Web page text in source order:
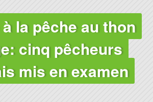
la pêche au thon
cinq pêcheurs
mis en examen